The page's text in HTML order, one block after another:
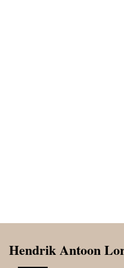
Hendrik Antoon